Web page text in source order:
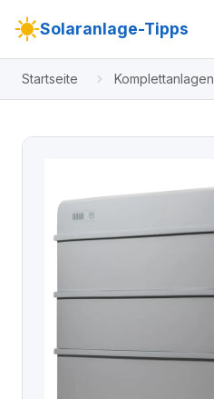
Solaranlage-Tipps
Startseite Komplettanlagen